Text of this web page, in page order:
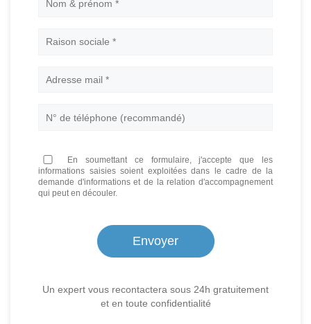
Nom
En soumettant ce formulaire, j'accepte que les
informations saisies soient exploitées dans le cadre de la
demande d'informations et de la relation d'accompagnement
qui peut en découler.
Un expert vous recontactera sous 24h gratuitement
et en toute confidentialité